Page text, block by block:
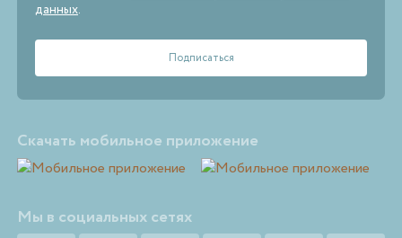
данных.
Скачать мобильное приложение
Мы в социальных сетях